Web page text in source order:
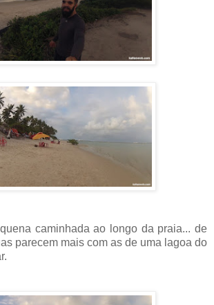
caminhada ao longo da praia... de
parecem mais com as de uma lagoa do